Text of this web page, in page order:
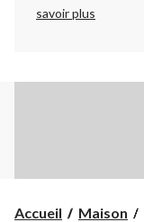
savoir plus
Accueil Maison